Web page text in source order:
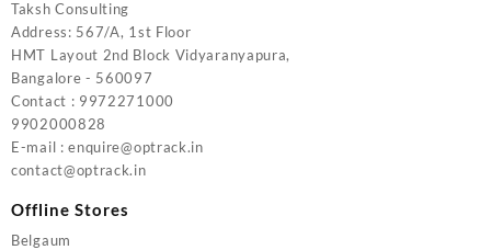
Taksh Consulting
Address: 567/A, 1st Floor
HMT Layout 2nd Block Vidyaranyapura,
Bangalore - 560097
Contact : 9972271000
9902000828
E-mail : enquire@optrack.in
contact@optrack.in
Offline Stores
Belgaum